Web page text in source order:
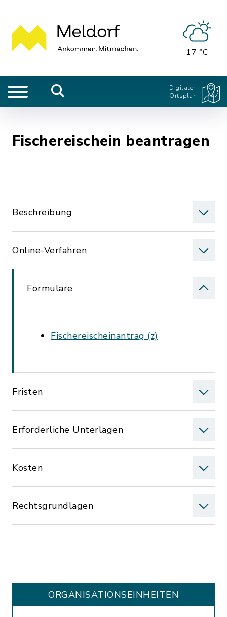
17 °C
Digitaler
Ortsplan
Fischereischein beantragen
Beschreibung
Online-Verfahren
Formulare
Fischereischeinantrag (z)
Fristen
Erforderliche Unterlagen
Kosten
Rechtsgrundlagen
ORGANISATIONS­EINHEITEN